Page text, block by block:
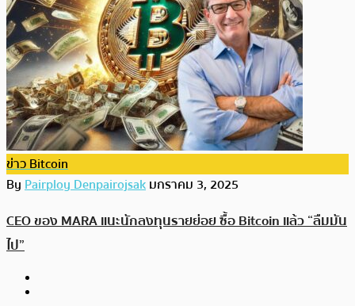
ข่าว Bitcoin
ByPairploy Denpairojsakมกราคม 3, 2025
CEO ของ MARA แนะนักลงทุนรายย่อย ซื้อ Bitcoin แล้ว “ลืมมัน
ไป”